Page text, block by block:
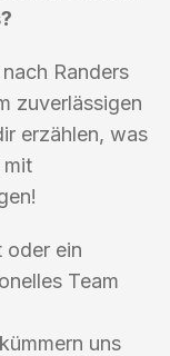
Randers
zuverlässigen
erzählen, was
mit
oder ein
Team
uns